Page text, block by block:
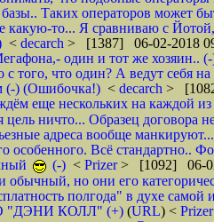
Таких операторов может
какую-то... Я сравниваю с
< decarch > [1387] 06-02-2018
один и тот же хозяин..
с того, что один? А ведут себя
(-) (Ошибочка!) < decarch >
еще нескольких на каждой из
цель ничто... Образец договора
адреса вообще
особенного. Всё стандартно..
(-) < Prizer> [1092] 06-
обычный, но они его
полгода" в духе
"ДЭНИ КОЛЛ" (+) (URL) <